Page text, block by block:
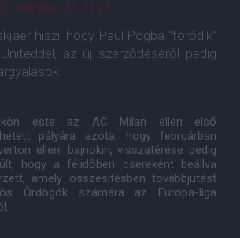
március. 21. 11:23
hiszi, hogy Paul Pogba "törődik"
az új szerződéséről pedig
este az AC Milan ellen első
pályára azóta, hogy februárban
elleni bajnokin, visszatérése pedig
hogy a félidőben csereként beállva
amely összesítésben továbbjutást
Ördögök számára az Európa-liga